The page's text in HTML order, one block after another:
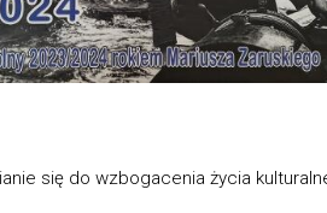
się do wzbogacenia życia